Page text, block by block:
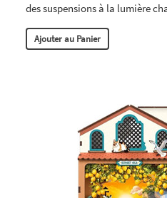
des suspensions à la lumière
Ajouter au Panier